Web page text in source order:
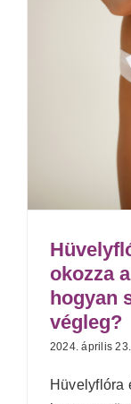
okozza
hogyan
végleg?
2024. április 23.
Hüvelyflóra